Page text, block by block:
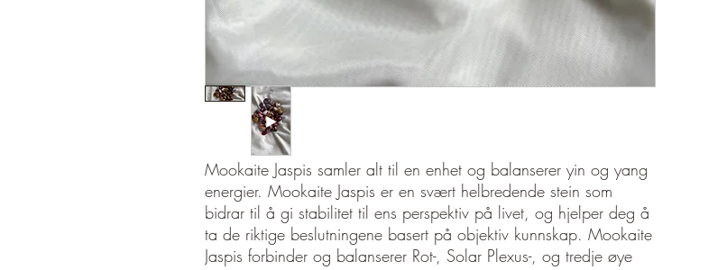
Mookaite Jaspis samler alt til en enhet og balanserer yin og yang
energier. Mookaite Jaspis er en svært helbredende stein som
bidrar til å gi stabilitet til ens perspektiv på livet, og hjelper deg å
ta de riktige beslutningene basert på objektiv kunnskap. Mookaite
Jaspis forbinder og balanserer Rot-, Solar Plexus-, og tredje øye